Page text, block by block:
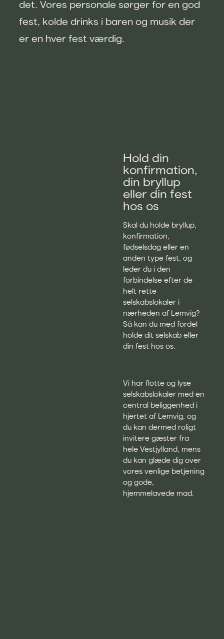
det. Vores personale sørger for en god
fest, kolde drinks i baren og musik der
er en hver fest værdig.
Hold din
konfirmation,
din bryllup
eller din fest
hos os
Skal du holde bryllup,
konfirmation,
fødselsdag eller en
anden type fest, og
leder du i den
forbindelse efter de
helt rette
selskabslokaler i
nærheden af Lemvig?
Så kan du med fordel
holde dit selskab eller
din fest hos os.
Vi har flotte og lyse
selskabslokaler med en
central beliggenhed i
hjertet af Lemvig, og
du kan dermed roligt
invitere gæster fra
hele Vestjylland, mens
du kan glæde dig over
vores venlige betjening
og gode,
hjemmelavede mad.